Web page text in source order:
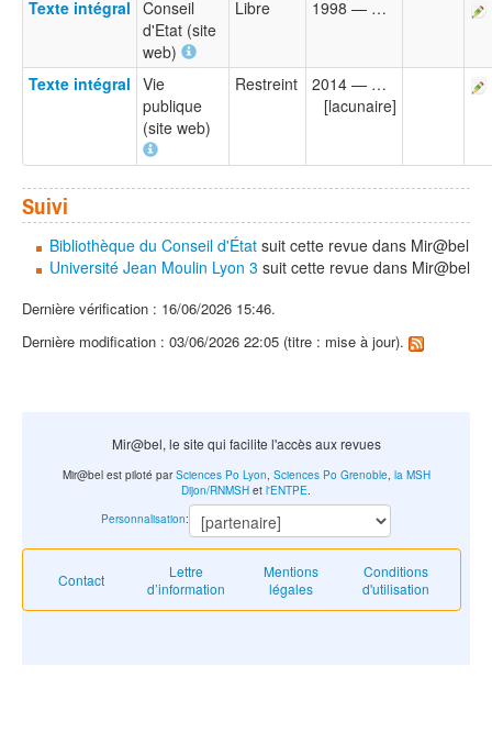
Texte intégral Conseil
d'Etat (site
web)
Libre 1998 — …
Texte intégral Vie
publique
(site web)
Restreint
2014 — …
[lacunaire]
Suivi
Bibliothèque du Conseil d'État suit cette revue dans Mir@bel
Université Jean Moulin Lyon 3 suit cette revue dans Mir@bel
Dernière vérification : 16/06/2026 15:46.
Dernière modification : 03/06/2026 22:05 (titre : mise à jour).
Mir@bel, le site qui facilite l'accès aux revues
Contact
Lettre
d’information
Mentions
légales
Conditions
d'utilisation
Mir@bel est piloté parSciences Po Lyon Sciences Po Grenoble, la MSH
Dijon/RNMSH et l'ENTPE
Personnalisation: